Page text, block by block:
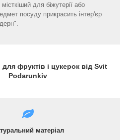
для біжутерії або
посуду прикрасить інтер'єр
фруктів і цукерок від Svit
Podarunkiv
матеріал